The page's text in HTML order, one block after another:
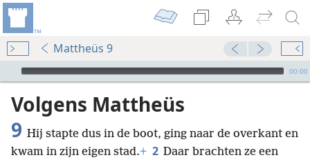
Mattheüs 9
Audio Player
00:00
Volgens Mattheüs
9 Hij stapte dus in de boot, ging naar de overkant en
kwam in zijn eigen stad.+ 2 Daar brachten ze een